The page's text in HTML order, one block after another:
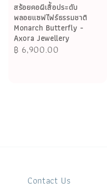
สร้อยคอผีเสื้อประดับ
พลอยแซฟไฟร์ธรรมชาติ
Monarch Butterfly -
Axora Jewellery
Regular
฿ 6,900.00
Contact Us